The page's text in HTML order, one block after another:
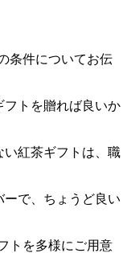
条件についてお伝
フトを贈れば良いか
い紅茶ギフトは、職
で、ちょうど良い
トを多様にご用意